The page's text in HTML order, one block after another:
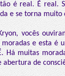
é real. É real.
e se torna muito
vocês
e esta é
Há muitas
abertura de